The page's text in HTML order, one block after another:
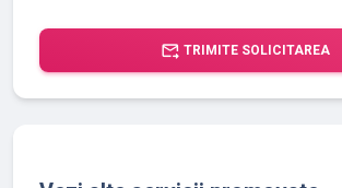
forward_to_inbox TRIMITE SOLICITAREA